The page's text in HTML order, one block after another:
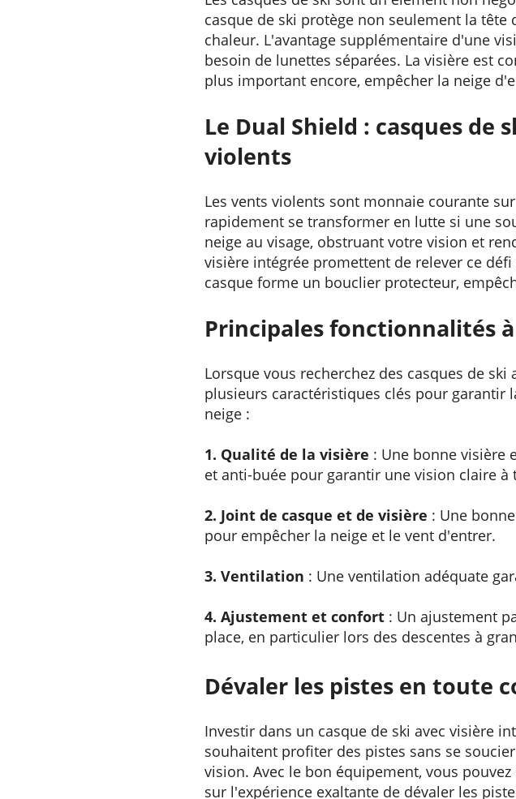
casque de ski protège non seulement la
chaleur. L'avantage supplémentaire d'une
besoin de lunettes séparées. La visière est
plus important encore, empêcher la neige
Le Dual Shield : casques de
violents
Les vents violents sont monnaie courante
rapidement se transformer en lutte si une
neige au visage, obstruant votre vision et
visière intégrée promettent de relever ce
casque forme un bouclier protecteur,
Principales fonctionnalités
Lorsque vous recherchez des casques de
plusieurs caractéristiques clés pour
neige :
1. Qualité de la visière : Une bonne visière
et anti-buée pour garantir une vision claire à
2. Joint de casque et de visière : Une
pour empêcher la neige et le vent d'entrer.
3. Ventilation : Une ventilation adéquate
4. Ajustement et confort : Un ajustement
place, en particulier lors des descentes à
Dévaler les pistes en toute
Investir dans un casque de ski avec visière
souhaitent profiter des pistes sans se
vision. Avec le bon équipement, vous
sur l'expérience exaltante de dévaler les